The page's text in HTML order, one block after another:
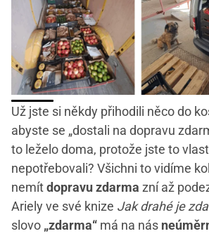
Už jste si někdy přihodili něco do
abyste se „dostali na dopravu
to leželo doma, protože jste to
nepotřebovali? Všichni to vidíme
nemítdopravu zdarma zní až
Ariely ve své knize Jak drahé je
slovo „zdarma“ má na nás